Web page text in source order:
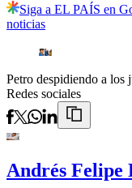
Siga a EL PAÍS en
noticias
Petro despidiendo a los
Redes sociales
Andrés Felipe